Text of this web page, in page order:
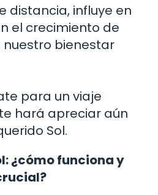
distancia, influye en
el crecimiento de
bienestar
para un viaje
hará apreciar aún
Sol.
¿cómo funciona y